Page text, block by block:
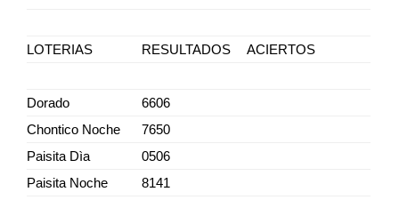
LOTERIAS RESULTADOS ACIERTOS
Dorado
6606
Chontico Noche
7650
Paisita Dìa
0506
Paisita Noche
8141